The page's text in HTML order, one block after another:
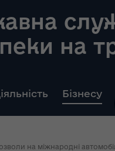
на
Бізнесу
на міжнародні